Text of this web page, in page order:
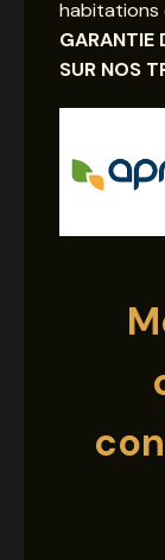
habitations
GARANTIE
SUR NOS